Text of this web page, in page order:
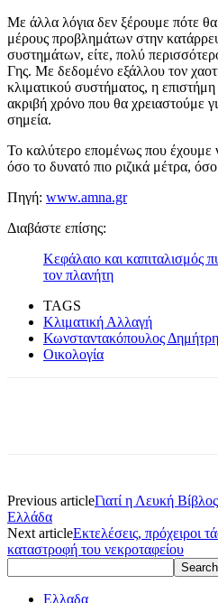
Με άλλα λόγια δεν ξέρουμε πότε
μέρους προβλημάτων στην
συστημάτων, είτε, πολύ
Γης. Με δεδομένο εξάλλου τον
κλιματικού συστήματος, η επιστήμη
ακριβή χρόνο που θα χρειαστούμε
σημεία.
Το καλύτερο επομένως που έχουμε
όσο το δυνατό πιο ριζικά μέτρα, όσο
Πηγή: www.amna.gr
Διαβάστε επίσης:
Κεφάλαιο και καπιταλισμός
τον πλανήτη
TAGS
Κλιματική Αλλαγή
Κωνσταντακόπουλος
Οικολογία
Previous articleΓιατί η Λευκή
Ελλάδα
Next articleΕκτελέσεις, πρόχειροι
καταστροφή του νεκροταφείου
Ελλαδα